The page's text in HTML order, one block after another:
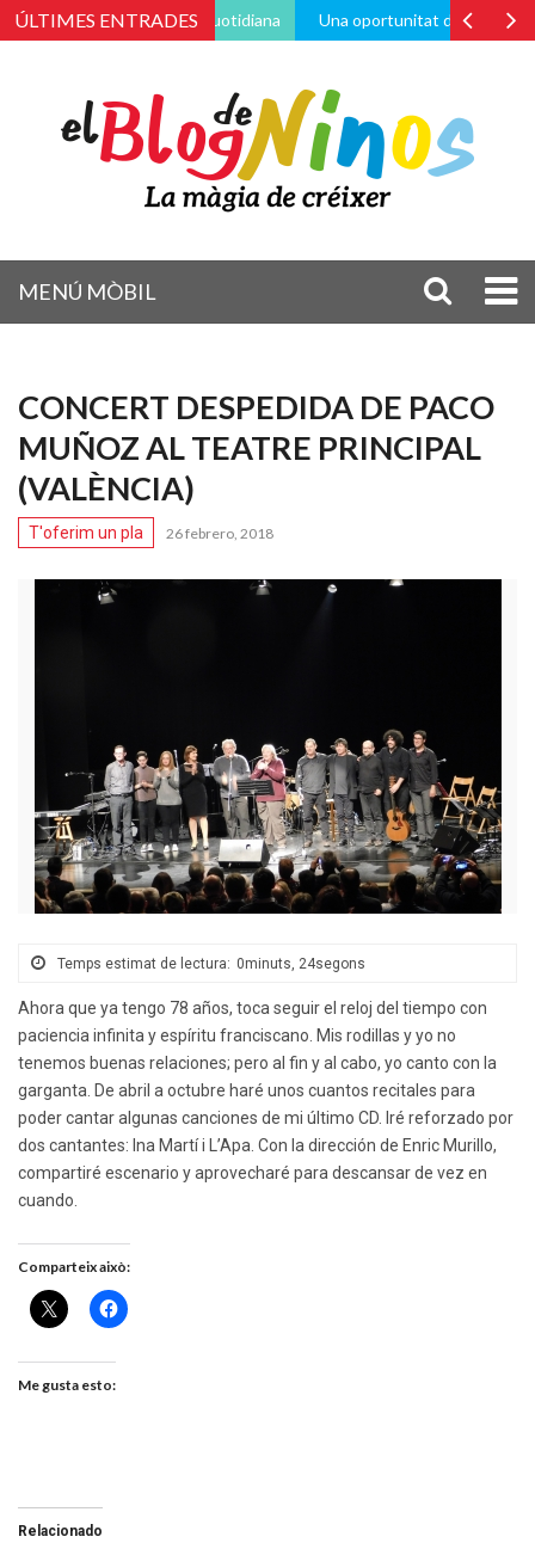
ÚLTIMES ENTRADES
de la vida pràctica i quotidiana Una oportunitat de canvi
MENÚ MÒBIL
CONCERT DESPEDIDA DE PACO
MUÑOZ AL TEATRE PRINCIPAL
(VALÈNCIA)
T'oferim un pla 26 febrero, 2018
Temps estimat de lectura: 0minuts, 24segons
Ahora que ya tengo 78 años, toca seguir el reloj del tiempo con
paciencia infinita y espíritu franciscano. Mis rodillas y yo no
tenemos buenas relaciones; pero al fin y al cabo, yo canto con la
garganta. De abril a octubre haré unos cuantos recitales para
poder cantar algunas canciones de mi último CD. Iré reforzado por
dos cantantes: Ina Martí i L’Apa. Con la dirección de Enric Murillo,
compartiré escenario y aprovecharé para descansar de vez en
cuando.
Comparteix això:
Me gusta esto:
Relacionado